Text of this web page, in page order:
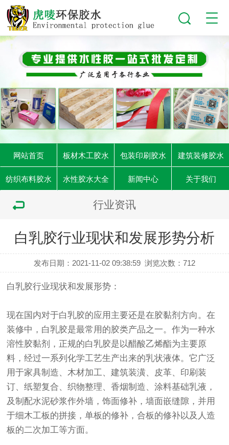
网站首页 板材木工胶水 包装印刷胶水 建筑装修胶水
纺织布料胶水 水性胶水大全 新闻中心 关于我们
行业资讯
白乳胶行业现状和发展形势分析
发布日期：2021-11-02 09:38:59 浏览次数：712
白乳胶行业现状和发展形势：
现在国内对于白乳胶的应用主要还是在胶黏剂方向。在
装修中，白乳胶是最常用的胶类产品之一。作为一种水
溶性胶黏剂，正规的白乳胶是以醋酸乙烯酯为主要原
料，经过一系列化学工艺生产出来的乳状液体。它广泛
用于家具制造、木材加工、建筑装潢、皮革、印刷装
订、纸塑复合、织物整理、香烟制造、涂料基础乳液，
及制配水泥砂浆作外墙，饰面修补，墙面嵌缝隙，并用
于细木工板的拼接，单板的修补，合板的修补以及人造
板的二次加工等方面。